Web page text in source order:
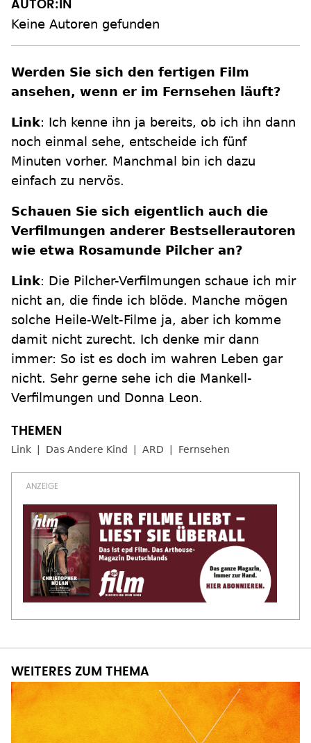
AUTOR:IN
Keine Autoren gefunden
Werden Sie sich den fertigen Film
ansehen, wenn er im Fernsehen läuft?
Link: Ich kenne ihn ja bereits, ob ich ihn dann
noch einmal sehe, entscheide ich fünf
Minuten vorher. Manchmal bin ich dazu
einfach zu nervös.
Schauen Sie sich eigentlich auch die
Verfilmungen anderer Bestsellerautoren
wie etwa Rosamunde Pilcher an?
Link: Die Pilcher-Verfilmungen schaue ich mir
nicht an, die finde ich blöde. Manche mögen
solche Heile-Welt-Filme ja, aber ich komme
damit nicht zurecht. Ich denke mir dann
immer: So ist es doch im wahren Leben gar
nicht. Sehr gerne sehe ich die Mankell-
Verfilmungen und Donna Leon.
Link Das Andere Kind ARD Fernsehen